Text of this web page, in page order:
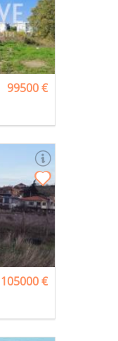
99500 €
105000 €